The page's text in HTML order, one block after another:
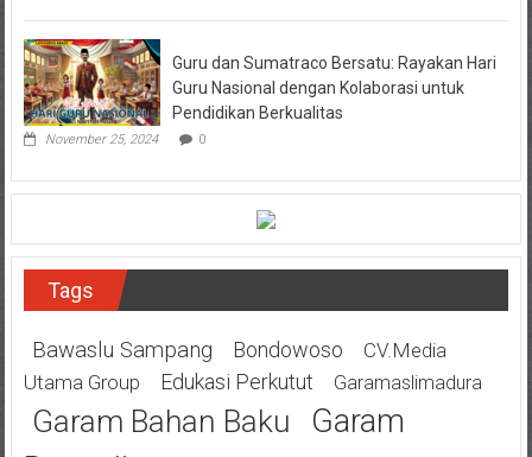
Guru dan Sumatraco Bersatu: Rayakan Hari
Guru Nasional dengan Kolaborasi untuk
Pendidikan Berkualitas
November 25, 2024 0
Tags
Bawaslu Sampang Bondowoso
CV.Media
Utama Group
Edukasi Perkutut Garamaslimadura
Garam Bahan Baku
Garam